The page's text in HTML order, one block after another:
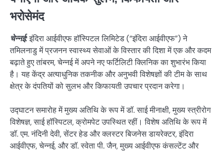
भरोसेमंद
चेन्नई:इंदिरा आईवीएफ हॉस्पिटल लिमिटेड (“इंदिरा आईवीएफ”) ने
तमिलनाडु में प्रजनन स्वास्थ्य सेवाओं के विस्तार की दिशा में एक और कदम
बढ़ाते हुए तांबरम, चेन्नई में अपने नए फर्टिलिटी क्लिनिक का शुभारंभ किया
है। यह केंद्र अत्याधुनिक तकनीक और अनुभवी विशेषज्ञों की टीम के साथ
क्षेत्र के दंपतियों को सुलभ और किफायती उपचार प्रदान करेगा।
उद्घाटन समारोह में मुख्य अतिथि के रूप में डॉ. साई मीनाक्षी, मुख्य स्त्रीरोग
विशेषज्ञ, साई हॉस्पिटल, क्रोमपेट उपस्थित रहीं। विशेष अतिथि के रूप में
डॉ. एम. नंदिनी देवी, सेंटर हेड और क्लस्टर बिजनेस डायरेक्टर, इंदिरा
आईवीएफ, चेन्नई, और डॉ. स्वेता पी. जैन, मुख्य आईवीएफ कंसल्टेंट और